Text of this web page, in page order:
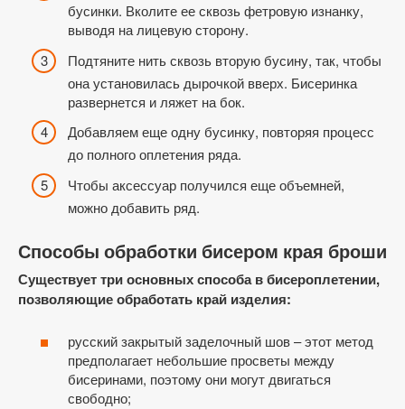
бусинки. Вколите ее сквозь фетровую изнанку,
выводя на лицевую сторону.
Подтяните нить сквозь вторую бусину, так, чтобы
она установилась дырочкой вверх. Бисеринка
развернется и ляжет на бок.
Добавляем еще одну бусинку, повторяя процесс
до полного оплетения ряда.
Чтобы аксессуар получился еще объемней,
можно добавить ряд.
Способы обработки бисером края броши
Существует три основных способа в бисероплетении,
позволяющие обработать край изделия:
русский закрытый заделочный шов – этот метод
предполагает небольшие просветы между
бисеринами, поэтому они могут двигаться
свободно;